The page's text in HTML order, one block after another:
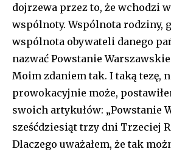
dojrzewa przez to, że wchodzi
wspólnoty. Wspólnota rodziny,
wspólnota obywateli danego
nazwać Powstanie
Moim zdaniem tak. I taką tezę,
prowokacyjnie może,
swoich artykułów: „Powstanie
sześćdziesiąt trzy dni Trzeciej
Dlaczego uważałem, że tak